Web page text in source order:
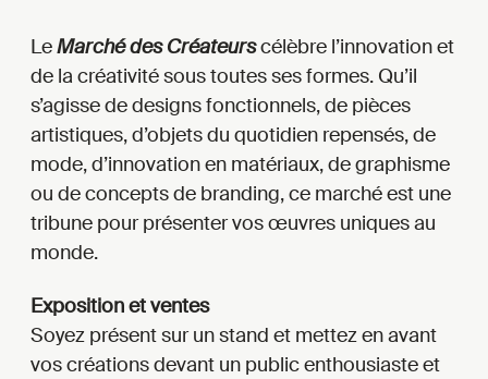
LeMarché des Créateurscélèbre l’innovation et
de la créativité sous toutes ses formes. Qu’il
s’agisse de designs fonctionnels, de pièces
artistiques, d’objets du quotidien repensés, de
mode, d’innovation en matériaux, de graphisme
ou de concepts de branding, ce marché est une
tribune pour présenter vos œuvres uniques au
monde.
Exposition et ventes
Soyez présent sur un stand et mettez en avant
vos créations devant un public enthousiaste et